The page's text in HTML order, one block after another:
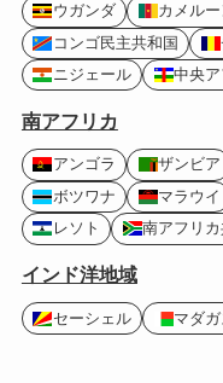
ウガンダ カメルー
コンゴ民主共和国
ニジェール
中央ア
南アフリカ
アンゴラ ザンビア
ボツワナ
マラウイ
レソト
南アフリカ
インド洋地域
セーシェル マダ